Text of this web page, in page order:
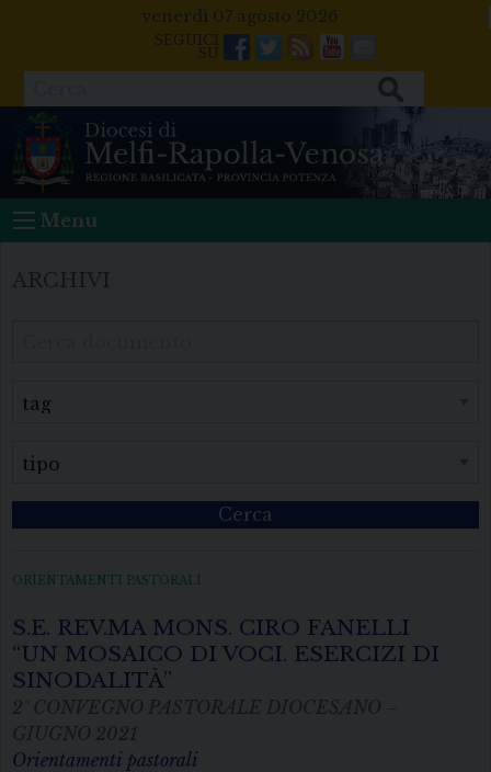
venerdì 07 agosto 2026
Facebook
Twitter
FeedsYoutube
Mail
Menu
Cerca
ORIENTAMENTI PASTORALI
S.E. REV.MA MONS. CIRO FANELLI
“UN MOSAICO DI VOCI. ESERCIZI DI
SINODALITÀ”
2° CONVEGNO PASTORALE DIOCESANO –
GIUGNO 2021
Orientamenti pastorali